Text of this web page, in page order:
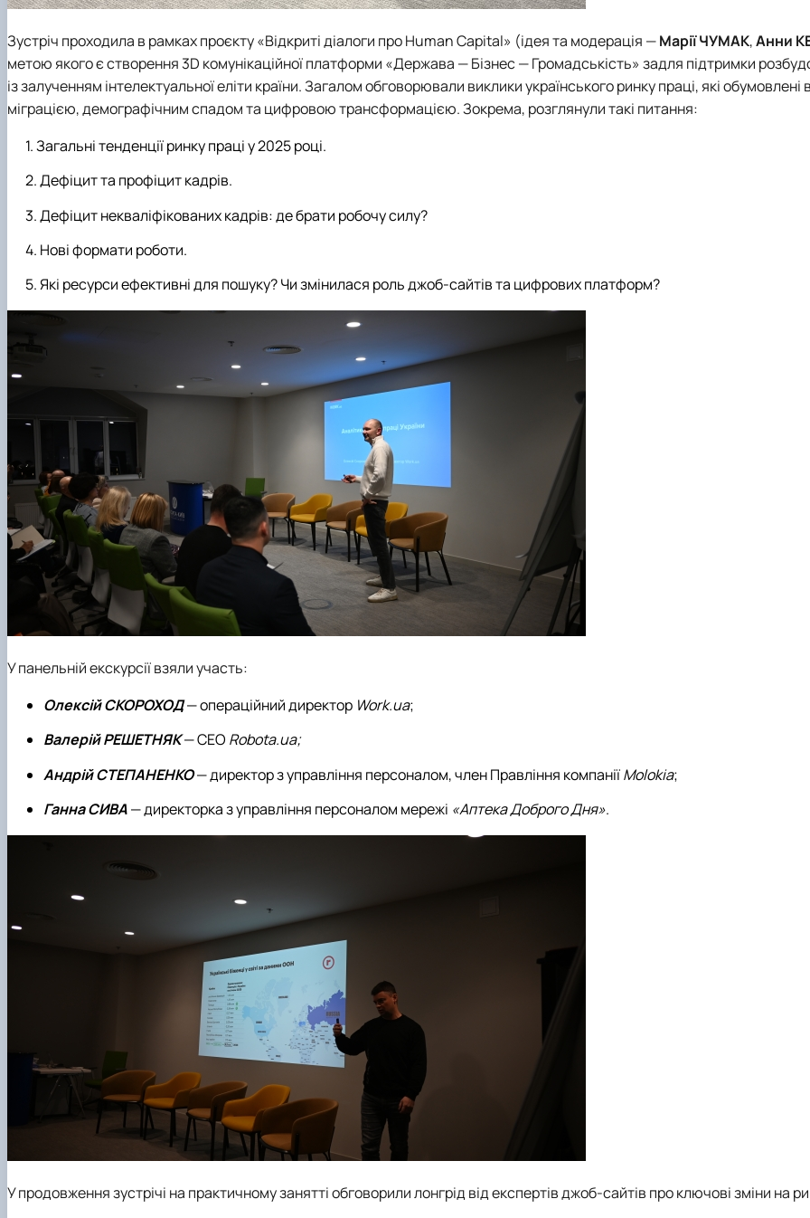
Зустріч проходила в рамках проєкту «Відкриті діалоги про Human Capital» (ідея та модерація —Марії ЧУМАК,Анни
метою якого є створення 3D комунікаційної платформи «Держава — Бізнес — Громадськість» задля підтримки
із залученням інтелектуальної еліти країни. Загалом обговорювали виклики українського ринку праці, які обумовлені
міграцією, демографічним спадом та цифровою трансформацією. Зокрема, розглянули такі питання:
Загальні тенденції ринку праці у 2025 році.
Дефіцит та профіцит кадрів.
Дефіцит некваліфікованих кадрів: де брати робочу силу?
Нові формати роботи.
Які ресурси ефективні для пошуку? Чи змінилася роль джоб-сайтів та цифрових платформ?
У панельній екскурсії взяли участь:
ОлексійСКОРОХОД— операційний директор Work.ua;
ВалерійРЕШЕТНЯК— СЕО Robota.ua;
АндрійСТЕПАНЕНКО— директор з управління персоналом, член Правління компаніїMolokia;
Ганна СИВА— директорка з управління персоналом мережі «Аптека Доброго Дня».
У продовження зустрічі на практичному занятті обговорили лонгрід від експертів джоб-сайтів про ключові зміни на